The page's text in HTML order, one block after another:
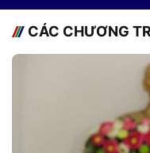
CÁC CHƯƠNG